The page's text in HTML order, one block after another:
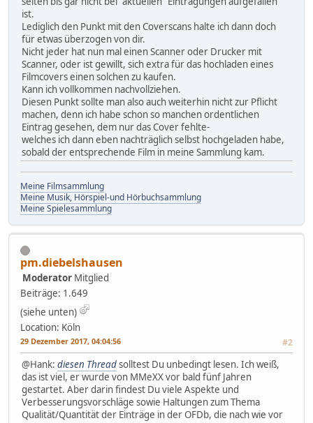
ist.
Lediglich den Punkt mit den Coverscans halte ich dann doch
für etwas überzogen von dir.
Nicht jeder hat nun mal einen Scanner oder Drucker mit
Scanner, oder ist gewillt, sich extra für das hochladen eines
Filmcovers einen solchen zu kaufen.
Kann ich vollkommen nachvollziehen.
Diesen Punkt sollte man also auch weiterhin nicht zur Pflicht
machen, denn ich habe schon so manchen ordentlichen
Eintrag gesehen, dem nur das Cover fehlte-
welches ich dann eben nachträglich selbst hochgeladen habe,
sobald der entsprechende Film in meine Sammlung kam.
Meine Filmsammlung
Meine Musik, Hörspiel-und Hörbuchsammlung
Meine Spielesammlung
pm.diebelshausen
Moderator Mitglied
Beiträge: 1.649
(siehe unten)
Location: Köln
29 Dezember 2017, 04:04:56 #2
@Hank: diesen Threadsolltest Du unbedingt lesen. Ich weiß,
das ist viel, er wurde von MMeXX vor bald fünf Jahren
gestartet. Aber darin findest Du viele Aspekte und
Verbesserungsvorschläge sowie Haltungen zum Thema
Qualität/Quantität der Einträge in der OFDb, die nach wie vor